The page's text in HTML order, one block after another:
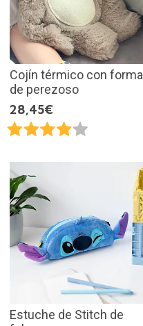
Cojín térmico con forma
de perezoso
28,45€
Estuche de Stitch de